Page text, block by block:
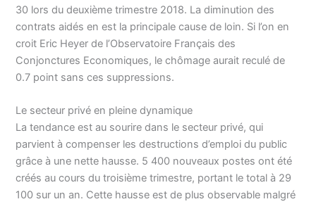
30 lors du deuxième trimestre 2018. La diminution des
contrats aidés en est la principale cause de loin. Si l’on en
croit Eric Heyer de l’Observatoire Français des
Conjonctures Economiques, le chômage aurait reculé de
0.7 point sans ces suppressions.
Le secteur privé en pleine dynamique
La tendance est au sourire dans le secteur privé, qui
parvient à compenser les destructions d’emploi du public
grâce à une nette hausse. 5 400 nouveaux postes ont été
créés au cours du troisième trimestre, portant le total à 29
100 sur un an. Cette hausse est de plus observable malgré